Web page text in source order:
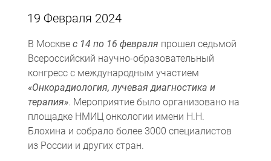
19 Февраля 2024
В Москвес 14 по 16 февраля прошел седьмой
Всероссийский научно-образовательный
конгресс с международным участием
«Онкорадиология, лучевая диагностика и
терапия». Мероприятие было организовано на
площадке НМИЦ онкологии имени Н.Н.
Блохина и собрало более 3000 специалистов
из России и других стран.